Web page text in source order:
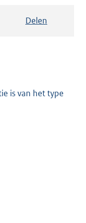
Delen
is van het type